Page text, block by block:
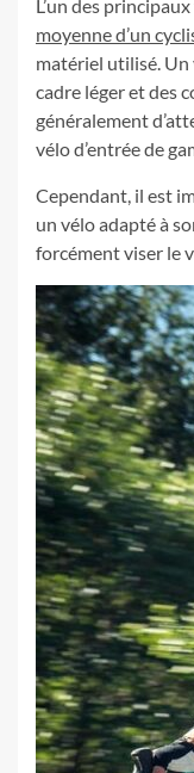
L’un des
moyenne d’un
matériel utilisé. Un
cadre léger et des
généralement
vélo d’entrée de
Cependant, il est
un vélo adapté à
forcément viser le